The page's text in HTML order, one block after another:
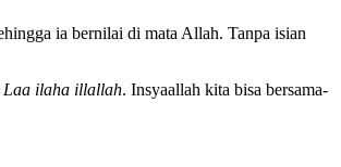
ia bernilai di mata Allah. Tanpa isian
Laa ilaha illallah. Insyaallah kita bisa bersama-